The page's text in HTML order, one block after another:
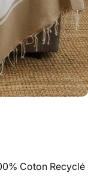
Coton Recyclé